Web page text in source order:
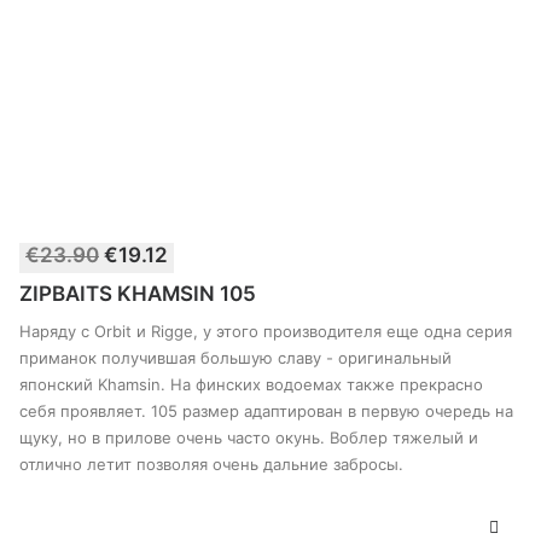
товар
несколько
вариантов.
Опции
можно
выбрать
на
странице
товара
€23.90 €19.12
ZIPBAITS KHAMSIN 105
Наряду с Orbit и Rigge, у этого производителя еще одна серия
приманок получившая большую славу - оригинальный
японский Khamsin. На финских водоемах также прекрасно
себя проявляет. 105 размер адаптирован в первую очередь на
щуку, но в прилове очень часто окунь. Воблер тяжелый и
отлично летит позволяя очень дальние забросы.